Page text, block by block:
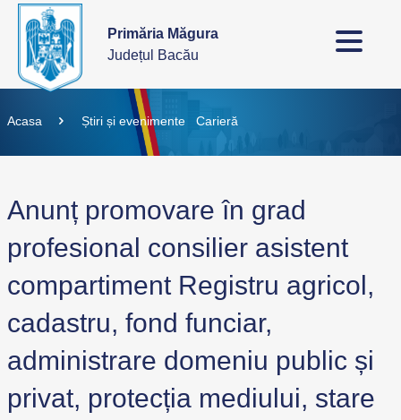
Primăria Măgura
Județul Bacău
Acasa Știri și evenimente Carieră
Anunț promovare în grad
profesional consilier asistent
compartiment Registru agricol,
cadastru, fond funciar,
administrare domeniu public și
privat, protecția mediului, stare